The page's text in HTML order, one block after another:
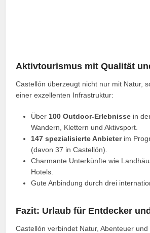
Aktivtourismus mit Qualität
Castellón überzeugt nicht nur mit Natur,
einer exzellenten Infrastruktur:
Über 100 Outdoor-Erlebnisse in
Wandern, Klettern und Aktivsport.
147 spezialisierte Anbieterim
(davon 37 in Castellón).
Charmante Unterkünfte wie
Hotels.
Gute Anbindung durch drei
Fazit: Urlaub für Entdecker
Castellón verbindet Natur, Abenteuer